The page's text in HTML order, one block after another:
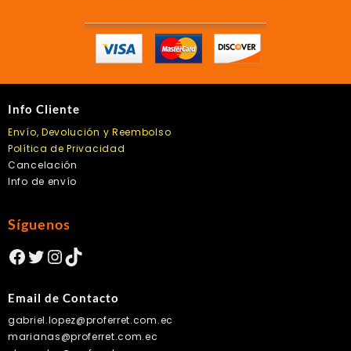
página
de
producto
Info Cliente
Envío, Devolución y Reembolso
Política de Privacidad
Cancelación
Info de envío
Síguenos
Facebook
Twitter
Instagram
TikTok
Email de Contacto
gabriel.lopez@proferret.com.ec
marianas@proferret.com.ec